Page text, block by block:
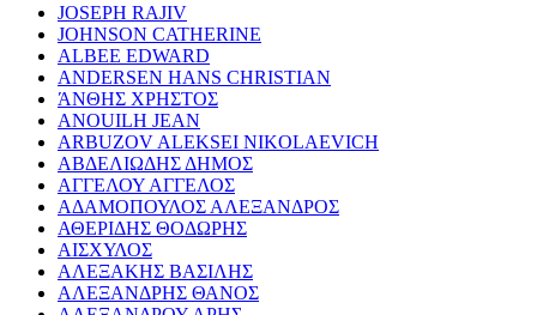
JOSEPH RAJIV
JOHNSON CATHERINE
ALBEE EDWARD
ANDERSEN HANS CHRISTIAN
ΆΝΘΗΣ ΧΡΗΣΤΟΣ
ANOUILH JEAN
ARBUZOV ALEKSEI NIKOLAEVICH
ΑΒΔΕΛΙΩΔΗΣ ΔΗΜΟΣ
ΑΓΓΕΛΟΥ ΑΓΓΕΛΟΣ
ΑΔΑΜΟΠΟΥΛΟΣ ΑΛΕΞΑΝΔΡΟΣ
ΑΘΕΡΙΔΗΣ ΘΟΔΩΡΗΣ
ΑΙΣΧΥΛΟΣ
ΑΛΕΞΑΚΗΣ ΒΑΣΙΛΗΣ
ΑΛΕΞΑΝΔΡΗΣ ΘΑΝΟΣ